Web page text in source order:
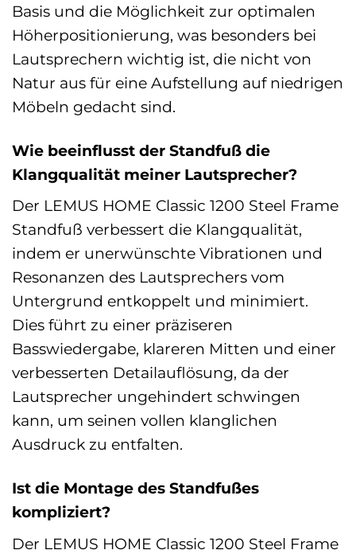
Basis und die Möglichkeit zur optimalen
Höherpositionierung, was besonders bei
Lautsprechern wichtig ist, die nicht von
Natur aus für eine Aufstellung auf niedrigen
Möbeln gedacht sind.
Wie beeinflusst der Standfuß die
Klangqualität meiner Lautsprecher?
Der LEMUS HOME Classic 1200 Steel Frame
Standfuß verbessert die Klangqualität,
indem er unerwünschte Vibrationen und
Resonanzen des Lautsprechers vom
Untergrund entkoppelt und minimiert.
Dies führt zu einer präziseren
Basswiedergabe, klareren Mitten und einer
verbesserten Detailauflösung, da der
Lautsprecher ungehindert schwingen
kann, um seinen vollen klanglichen
Ausdruck zu entfalten.
Ist die Montage des Standfußes
kompliziert?
Der LEMUS HOME Classic 1200 Steel Frame